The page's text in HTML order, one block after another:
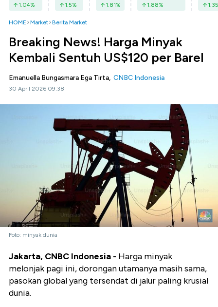
1.04% 1.5% 1.81% 1.88% 1.35
HOME Market Berita Market
Breaking News! Harga Minyak
Kembali Sentuh US$120 per Barel
Emanuella Bungasmara Ega Tirta, CNBC Indonesia
30 April 2026 09:38
Foto: minyak dunia
Jakarta, CNBC Indonesia - Harga minyak
melonjak pagi ini, dorongan utamanya masih sama,
pasokan global yang tersendat di jalur paling krusial
dunia.